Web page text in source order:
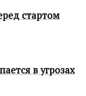
стартом
в угрозах